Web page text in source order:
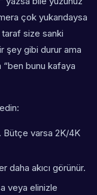
çok yukarıdaysa
taraf size sanki
şey gibi durur ama
bunu kafaya
Bütçe varsa 2K/4K
daha akıcı görünür.
veya elinizle